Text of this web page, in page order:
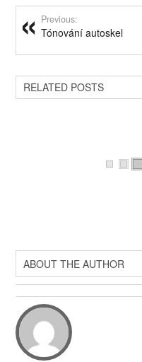
Previous:
Tónování autoskel
RELATED POSTS
ABOUT THE AUTHOR